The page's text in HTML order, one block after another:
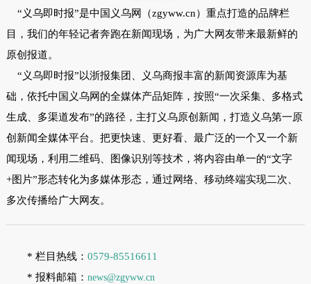
“义乌即时报”是中国义乌网（zgyww.cn）重点打造的品牌栏
目，我们的年轻记者奔跑在新闻现场，为广大网友带来最新鲜的
原创报道。
“义乌即时报”以浙报集团、义乌商报丰富的新闻资源库为基
础，依托中国义乌网的全媒体产品矩阵，按照“一次采集、多格式
生成、多渠道发布”的路径，主打义乌原创新闻，打造义乌第一原
创新闻全媒体平台。把更快速、更好看、最广泛的一个又一个新
闻现场，利用二维码、图像识别等技术，将内容由单一的“文字
+图片”形态转化为多媒体形态，通过网络、移动终端实现二次、
多次传播给广大网友。
* 栏目热线： 0579-85516611
* 报料邮箱： news@zgyww.cn